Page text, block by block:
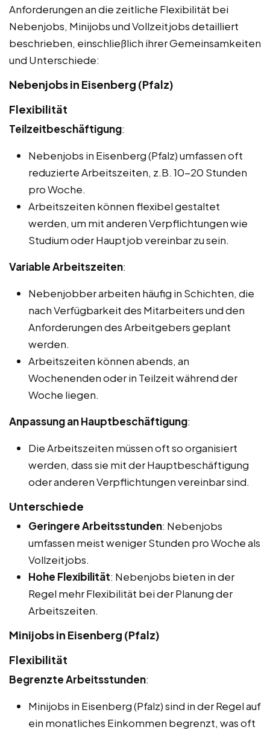
Anforderungen an die zeitliche Flexibilität bei
Nebenjobs, Minijobs und Vollzeitjobs detailliert
beschrieben, einschließlich ihrer Gemeinsamkeiten
und Unterschiede:
Nebenjobs in Eisenberg (Pfalz)
Flexibilität
Teilzeitbeschäftigung:
Nebenjobs in Eisenberg (Pfalz) umfassen oft
reduzierte Arbeitszeiten, z.B. 10-20 Stunden
pro Woche.
Arbeitszeiten können flexibel gestaltet
werden, um mit anderen Verpflichtungen wie
Studium oder Hauptjob vereinbar zu sein.
Variable Arbeitszeiten:
Nebenjobber arbeiten häufig in Schichten, die
nach Verfügbarkeit des Mitarbeiters und den
Anforderungen des Arbeitgebers geplant
werden.
Arbeitszeiten können abends, an
Wochenenden oder in Teilzeit während der
Woche liegen.
Anpassung an Hauptbeschäftigung:
Die Arbeitszeiten müssen oft so organisiert
werden, dass sie mit der Hauptbeschäftigung
oder anderen Verpflichtungen vereinbar sind.
Unterschiede
Geringere Arbeitsstunden: Nebenjobs
umfassen meist weniger Stunden pro Woche als
Vollzeitjobs.
Hohe Flexibilität: Nebenjobs bieten in der
Regel mehr Flexibilität bei der Planung der
Arbeitszeiten.
Minijobs in Eisenberg (Pfalz)
Flexibilität
Begrenzte Arbeitsstunden:
Minijobs in Eisenberg (Pfalz) sind in der Regel auf
ein monatliches Einkommen begrenzt, was oft